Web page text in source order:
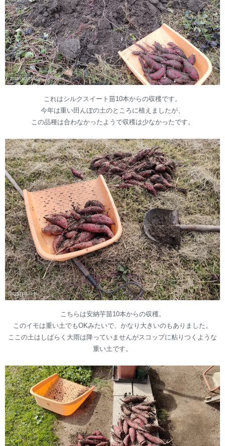
これはシルクスイート苗10本からの収穫です。
今年は重い田んぼの土のところに植えましたが、
この品種は合わなかったようで収穫は少なかったです。
こちらは安納芋苗10本からの収穫。
このイモは重い土でもOKみたいで、かなり大きいのもありました。
ここの土はしばらく大雨は降っていませんがスコップに粘りつくような
重い土です。